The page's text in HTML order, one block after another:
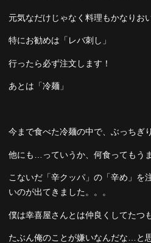
元気なだけじゃなく料理もかなりお
特にお勧めは「レバ刺し」
行ったら必ず注文します！
あとは「冷麺」
今まで食べた冷麺の中で、ぶっちぎ
他にも…っていうか、何食ってもう
こないだ「辛クッパ」の「辛め」を
いのが出てきました。。。
僕は幸喜屋さんとは仲良くしてたつ
たぶん俺のことが嫌いなんだな…と